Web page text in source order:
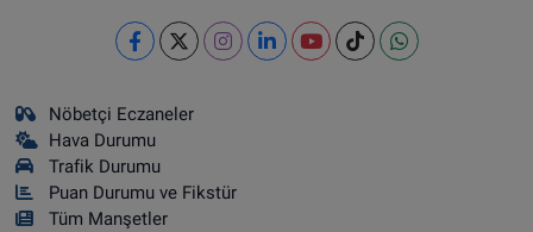
Nöbetçi Eczaneler
Hava Durumu
Trafik Durumu
Puan Durumu ve Fikstür
Tüm Manşetler